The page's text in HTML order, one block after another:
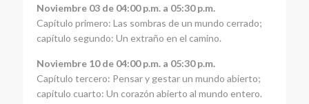
Noviembre 03 de 04:00 p.m. a 05:30 p.m.
Capítulo primero: Las sombras de un mundo cerrado;
capítulo segundo: Un extraño en el camino.
Noviembre 10 de 04:00 p.m. a 05:30 p.m.
Capítulo tercero: Pensar y gestar un mundo abierto;
capítulo cuarto: Un corazón abierto al mundo entero.